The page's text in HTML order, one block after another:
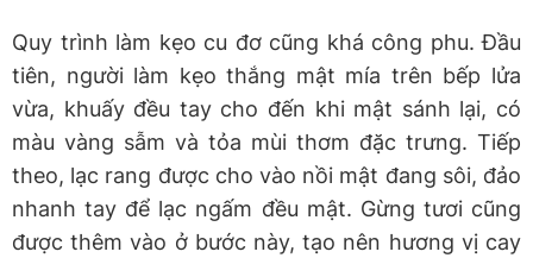
Quy trình làm kẹo cu đơ cũng khá công phu. Đầu
tiên, người làm kẹo thắng mật mía trên bếp lửa
vừa, khuấy đều tay cho đến khi mật sánh lại, có
màu vàng sẫm và tỏa mùi thơm đặc trưng. Tiếp
theo, lạc rang được cho vào nồi mật đang sôi, đảo
nhanh tay để lạc ngấm đều mật. Gừng tươi cũng
được thêm vào ở bước này, tạo nên hương vị cay